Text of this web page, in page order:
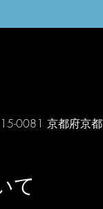
0081 京都府京
て